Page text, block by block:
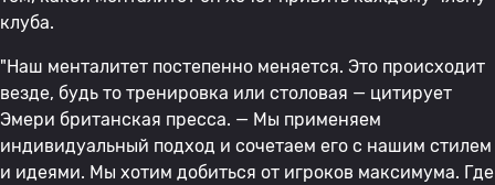
клуба.
"Наш менталитет постепенно меняется. Это происходит
везде, будь то тренировка или столовая — цитирует
Эмери британская пресса. — Мы применяем
индивидуальный подход и сочетаем его с нашим стилем
и идеями. Мы хотим добиться от игроков максимума. Где